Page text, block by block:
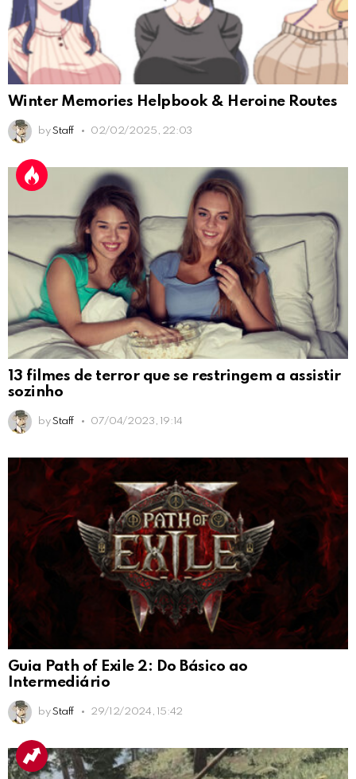
Winter Memories Helpbook & Heroine Routes
by Staff 02/02/2025, 22:03
13 filmes de terror que se restringem a assistir
sozinho
by Staff 07/04/2023, 19:14
Guia Path of Exile 2: Do Básico ao
Intermediário
by Staff 29/12/2024, 15:42